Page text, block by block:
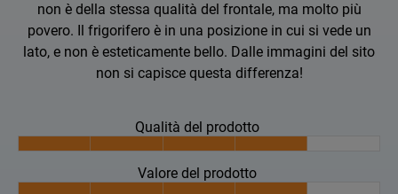
non è della stessa qualità del frontale, ma molto più
povero. Il frigorifero è in una posizione in cui si vede un
lato, e non è esteticamente bello. Dalle immagini del sito
non si capisce questa differenza!
Qualità del prodotto
Valore del prodotto